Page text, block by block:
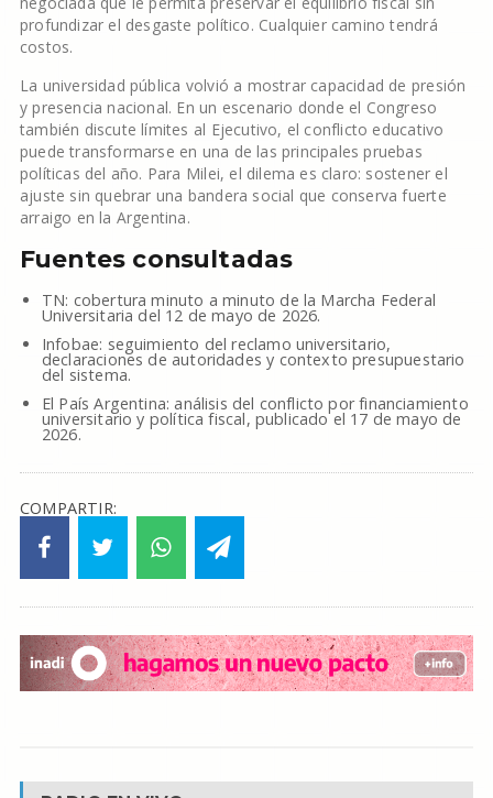
profundizar el desgaste político. Cualquier camino tendrá
costos.
La universidad pública volvió a mostrar capacidad de presión
y presencia nacional. En un escenario donde el Congreso
también discute límites al Ejecutivo, el conflicto educativo
puede transformarse en una de las principales pruebas
políticas del año. Para Milei, el dilema es claro: sostener el
ajuste sin quebrar una bandera social que conserva fuerte
arraigo en la Argentina.
Fuentes consultadas
TN: cobertura minuto a minuto de la Marcha Federal
Universitaria del 12 de mayo de 2026.
Infobae: seguimiento del reclamo universitario,
declaraciones de autoridades y contexto presupuestario
del sistema.
El País Argentina: análisis del conflicto por financiamiento
universitario y política fiscal, publicado el 17 de mayo de
2026.
COMPARTIR: